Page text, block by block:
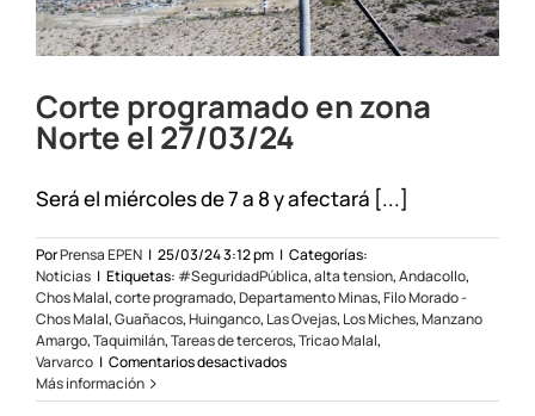
Corte programado en zona
Norte el 27/03/24
Será el miércoles de 7 a 8 y afectará [...]
PorPrensa EPEN | 25/03/24 3:12 pm | Categorías:
Noticias | Etiquetas: #SeguridadPública,alta tension,Andacollo,
Chos Malal,corte programado,Departamento Minas,Filo Morado -
Chos Malal,Guañacos,Huinganco, Las Ovejas, Los Miches,Manzano
Amargo,Taquimilán,Tareas de terceros,Tricao Malal,
Varvarco | Comentarios desactivadosen
programado
Más información